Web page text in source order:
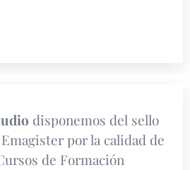
disponemos del sello
por la calidad de
de Formación